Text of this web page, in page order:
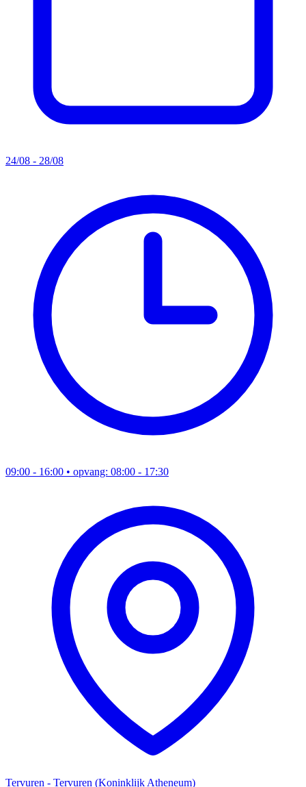
24/08 - 28/08
09:00 - 16:00 • opvang: 08:00 - 17:30
Tervuren - Tervuren (Koninklijk Atheneum)